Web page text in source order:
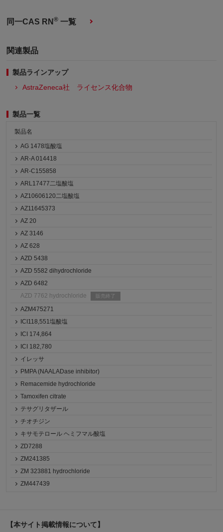
同一CAS RN® 一覧
関連製品
製品ラインアップ
AstraZeneca社 ライセンス化合物
製品一覧
製品名
AG 1478塩酸塩
AR-A 014418
AR-C155858
ARL17477二塩酸塩
AZ10606120二塩酸塩
AZ11645373
AZ 20
AZ 3146
AZ 628
AZD 5438
AZD 5582 dihydrochloride
AZD 6482
AZD 7762 hydrochloride
販売終了
AZM475271
ICI118,551塩酸塩
ICI 174,864
ICI 182,780
イレッサ
PMPA (NAALADase inhibitor)
Remacemide hydrochloride
Tamoxifen citrate
テサグリタザール
チオチジン
キサモテロール ヘミフマル酸塩
ZD7288
ZM241385
ZM 323881 hydrochloride
ZM447439
【本サイト掲載情報について】